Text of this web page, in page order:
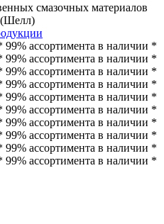
смазочных материалов
(Шелл)
ассортимента в наличии *
ассортимента в наличии *
ассортимента в наличии *
ассортимента в наличии *
ассортимента в наличии *
ассортимента в наличии *
ассортимента в наличии *
ассортимента в наличии *
ассортимента в наличии *
ассортимента в наличии *